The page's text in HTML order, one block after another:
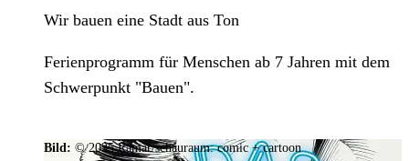
Wir bauen eine Stadt aus Ton
Ferienprogramm für Menschen ab 7 Jahren mit dem
Schwerpunkt "Bauen".
Bild: © 2025 Ramar/schauraum: comic + cartoon